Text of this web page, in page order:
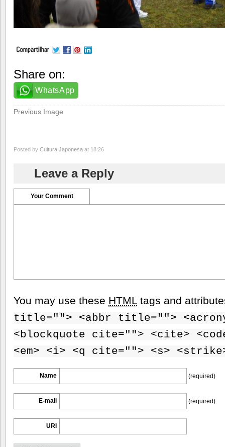
Share on:
WhatsApp
Previous Image
Posted by Cultura Japonesa at 18:26
Leave a Reply
Your Comment
You may use these HTML tags and
title=""> <abbr title="">
<blockquote cite=""> <cite>
<em> <i> <q cite=""> <s>
Name (required)
E-mail (required)
URI